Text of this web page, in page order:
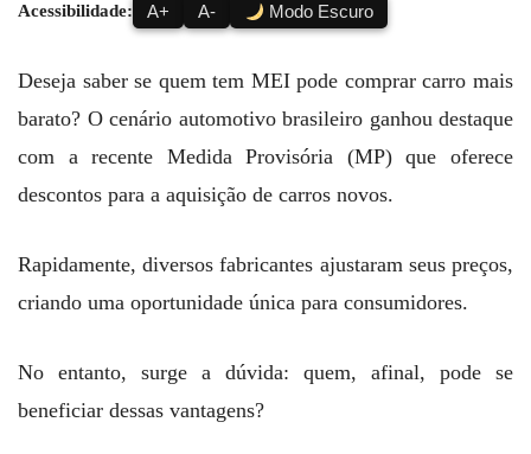
Acessibilidade: A+ A- Modo Escuro
Deseja saber se quem tem MEI pode comprar carro mais
barato? O cenário automotivo brasileiro ganhou destaque
com a recente Medida Provisória (MP) que oferece
descontos para a aquisição de carros novos.
Rapidamente, diversos fabricantes ajustaram seus preços,
criando uma oportunidade única para consumidores.
No entanto, surge a dúvida: quem, afinal, pode se
beneficiar dessas vantagens?